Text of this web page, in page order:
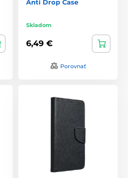
Anti Drop Case
Skladom
6,49 €
Porovnať